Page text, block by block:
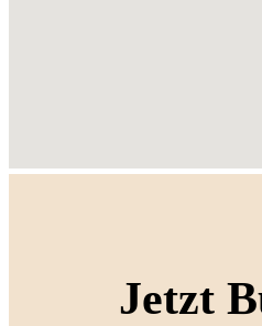
Jetzt